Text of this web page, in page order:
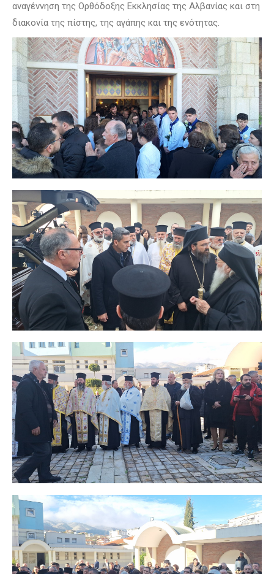
αναγέννηση της Ορθόδοξης Εκκλησίας της Αλβανίας και στη
διακονία της πίστης, της αγάπης και της ενότητας.